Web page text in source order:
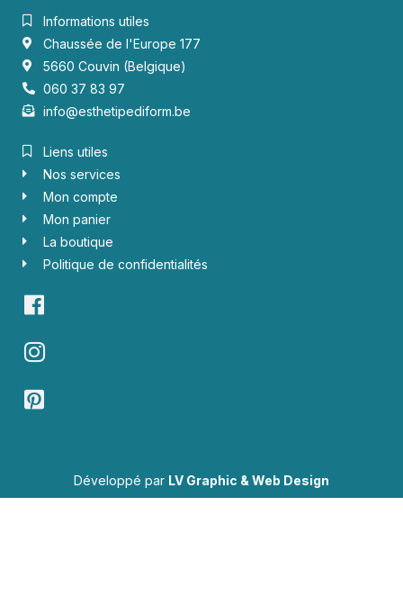
Informations utiles
Chaussée de l'Europe 177
5660 Couvin (Belgique)
060 37 83 97
info@esthetipediform.be
Liens utiles
Nos services
Mon compte
Mon panier
La boutique
Politique de confidentialités
Développé par LV Graphic & Web Design